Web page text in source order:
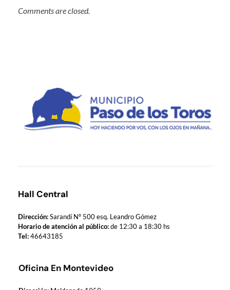
Comments are closed.
Hall Central
Dirección:Sarandí Nº 500 esq. Leandro Gómez
Horario de atención al público:de 12:30 a 18:30 hs
Tel:46643185
Oficina En Montevideo